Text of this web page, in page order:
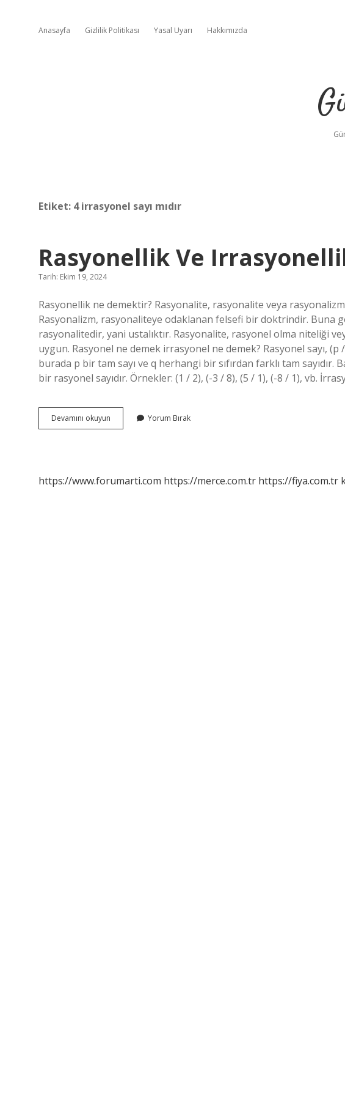
Anasayfa Gizlilik Politikası Yasal Uyarı Hakkımızda
Etiket: 4 irrasyonel sayı mıdır
Rasyonellik Ve
Tarih: Ekim 19, 2024
Rasyonellik ne demektir? Rasyonalite, rasyonalite veya
Rasyonalizm, rasyonaliteye odaklanan felsefi bir doktrindir. Buna
rasyonalitedir, yani ustalıktır. Rasyonalite, rasyonel olma niteliği
uygun. Rasyonel ne demek irrasyonel ne demek? Rasyonel sayı, (p
burada p bir tam sayı ve q herhangi bir sıfırdan farklı tam
bir rasyonel sayıdır. Örnekler: (1 / 2), (-3 / 8), (5 / 1), (-8 / 1), vb.
Devamını okuyun Rasyonellik
Ve
Yorum Bırak
https://www.forumarti.com https://merce.com.tr https://fiya.com.tr